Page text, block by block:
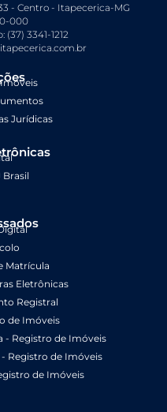
- Centro - Itapecerica-MG
000
3341-1212
Jurídicas
Brasil
Matrícula
Eletrônicas
Registral
de Imóveis
- Registro de Imóveis
Registro de Imóveis
de Imóveis